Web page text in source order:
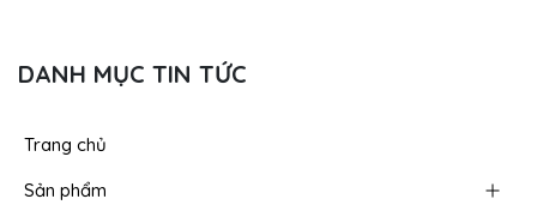
DANH MỤC TIN TỨC
Trang chủ
Sản phẩm